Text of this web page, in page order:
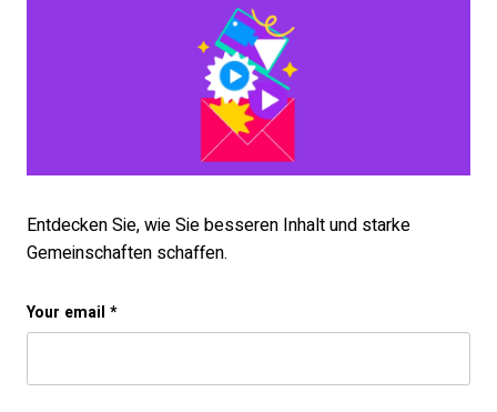
Entdecken Sie, wie Sie besseren Inhalt und starke
Gemeinschaften schaffen.
X/Twitter
Your email *